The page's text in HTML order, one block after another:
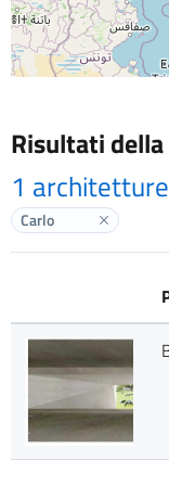
Risultati
1
Carlo Elimina